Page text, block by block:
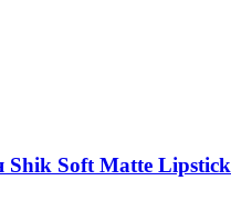
Soft Matte Lipstick